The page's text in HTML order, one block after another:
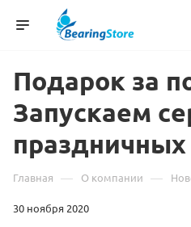
Подарок за
Запускаем
Главная — О компании —
30 ноября 2020